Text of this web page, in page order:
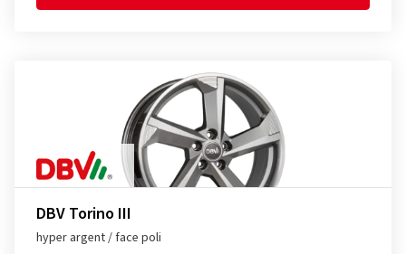
DBV Torino III
hyper argent / face poli